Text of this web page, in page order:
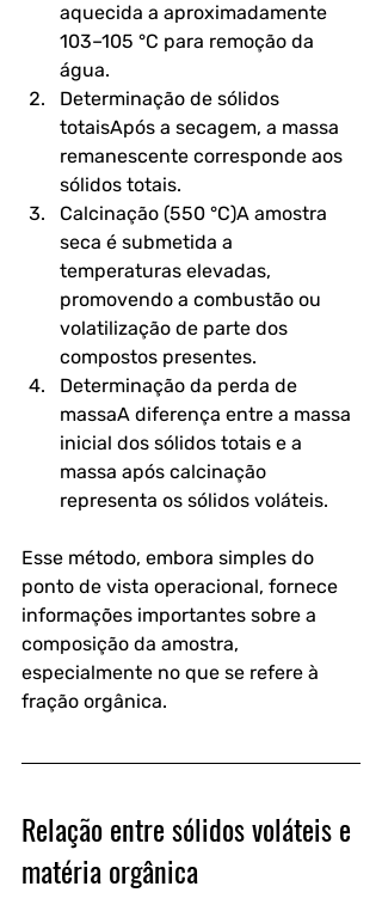
aquecida a aproximadamente
103–105 °C para remoção da
água.
Determinação de sólidos
totaisApós a secagem, a massa
remanescente corresponde aos
sólidos totais.
Calcinação (550 °C)A amostra
seca é submetida a
temperaturas elevadas,
promovendo a combustão ou
volatilização de parte dos
compostos presentes.
Determinação da perda de
massaA diferença entre a massa
inicial dos sólidos totais e a
massa após calcinação
representa os sólidos voláteis.
Esse método, embora simples do
ponto de vista operacional, fornece
informações importantes sobre a
composição da amostra,
especialmente no que se refere à
fração orgânica.
Relação entre sólidos voláteis e
matéria orgânica